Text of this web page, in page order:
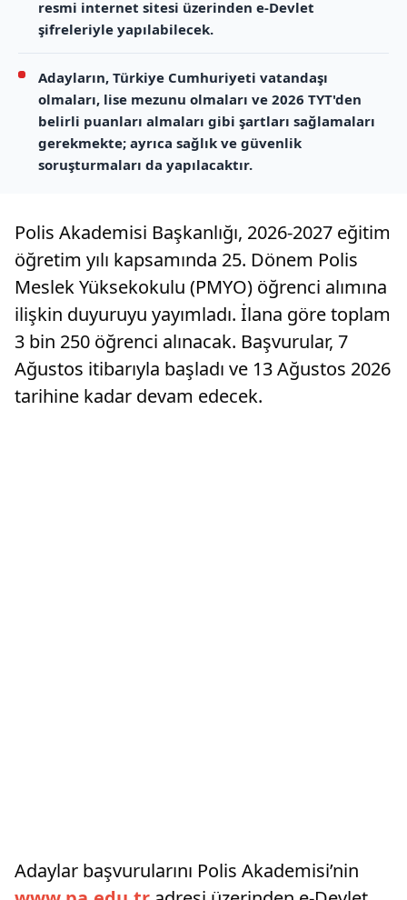
resmi internet sitesi üzerinden e-Devlet
şifreleriyle yapılabilecek.
Adayların, Türkiye Cumhuriyeti vatandaşı
olmaları, lise mezunu olmaları ve 2026 TYT'den
belirli puanları almaları gibi şartları sağlamaları
gerekmekte; ayrıca sağlık ve güvenlik
soruşturmaları da yapılacaktır.
Polis Akademisi Başkanlığı, 2026-2027 eğitim
öğretim yılı kapsamında 25. Dönem Polis
Meslek Yüksekokulu (PMYO) öğrenci alımına
ilişkin duyuruyu yayımladı. İlana göre toplam
3 bin 250 öğrenci alınacak. Başvurular, 7
Ağustos itibarıyla başladı ve 13 Ağustos 2026
tarihine kadar devam edecek.
Adaylar başvurularını Polis Akademisi’nin